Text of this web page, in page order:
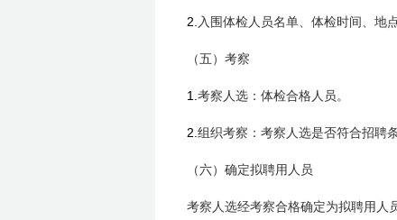
2. 入围体检人员名单、体检时间、地
（五）考察
1. 考察人选：体检合格人员。
2. 组织考察：考察人选是否符合招聘条
（六）确定拟聘用人员
考察人选经考察合格确定为拟聘用人